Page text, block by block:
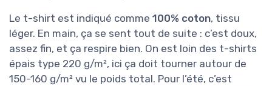
Le t-shirt est indiqué comme 100% coton, tissu
léger. En main, ça se sent tout de suite : c’est doux,
assez fin, et ça respire bien. On est loin des t-shirts
épais type 220 g/m², ici ça doit tourner autour de
150-160 g/m² vu le poids total. Pour l’été, c’est